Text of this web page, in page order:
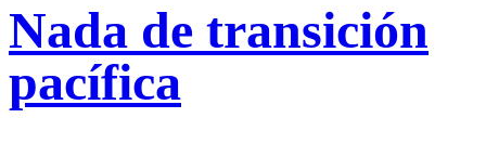
Nada de transición
pacífica